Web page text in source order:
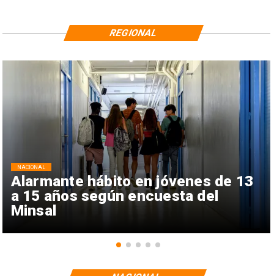
Alarmante hábito en jóvenes de 13
a 15 años según encuesta del
Minsal
NACIONAL
REGIONAL